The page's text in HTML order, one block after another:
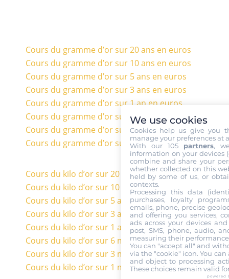
Cours du gramme d’or sur 20 ans en euros
Cours du gramme d’or sur 10 ans en euros
Cours du gramme d’or sur 5 ans en euros
Cours du gramme d’or sur 3 ans en euros
Cours du gramme d’or sur 1 an en euros
Cours du gramme d’or sur 6 mois en euros
Cours du gramme d’or sur 3 mois en euros
Cours du gramme d’or sur 1 mois en euros
Cours du kilo d’or sur 20 ans en euros
Cours du kilo d’or sur 10 ans en euros
Cours du kilo d’or sur 5 ans en euros
Cours du kilo d’or sur 3 ans en euros
Cours du kilo d’or sur 1 an en euros
Cours du kilo d’or sur 6 mois en euros
Cours du kilo d’or sur 3 mois en euros
Cours du kilo d’or sur 1 mois en euros
We use cookies
Cookies help us give you
manage your preferences at
With our 105 partners,
information on your devices
combine and share your
whether collected on this
held by some of us, or
contexts.
Processing this data
purchases, loyalty
emails, phone, precise
and offering you services,
ads across your devices
post, SMS, phone, audio,
measuring their
You can "accept all" and
via the "cookie" icon. You
and object to processing
These choices remain valid
powered